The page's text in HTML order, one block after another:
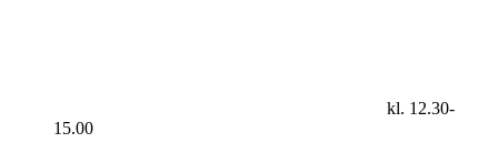
kl. 12.30-
15.00